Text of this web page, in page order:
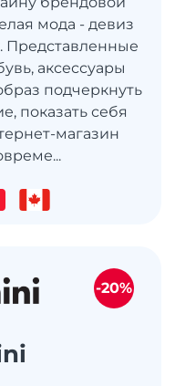
мода - девиз
Представленные
аксессуары
подчеркнуть
показать себя
магазин
-20%